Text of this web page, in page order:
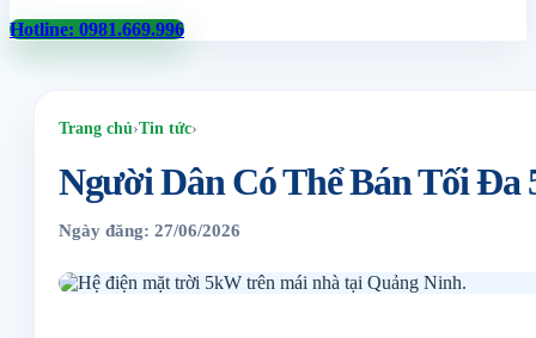
Hotline: 0981.669.996
Trang chủ›Tin tức›
Người Dân Có Thể Bán Tối
Ngày đăng: 27/06/2026